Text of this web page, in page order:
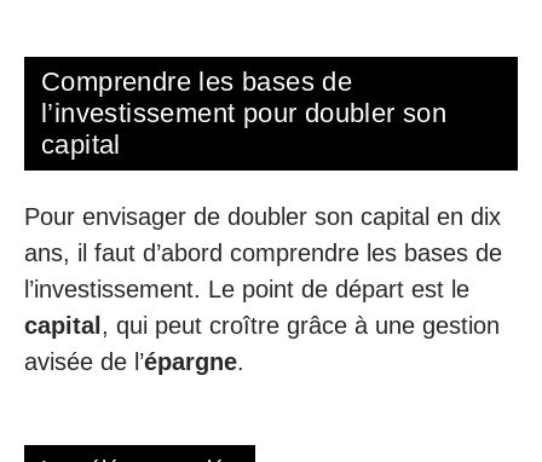
Comprendre les bases de
l’investissement pour doubler son
capital
Pour envisager de doubler son capital en dix
ans, il faut d’abord comprendre les bases de
l’investissement. Le point de départ est le
capital, qui peut croître grâce à une gestion
avisée de l’épargne.